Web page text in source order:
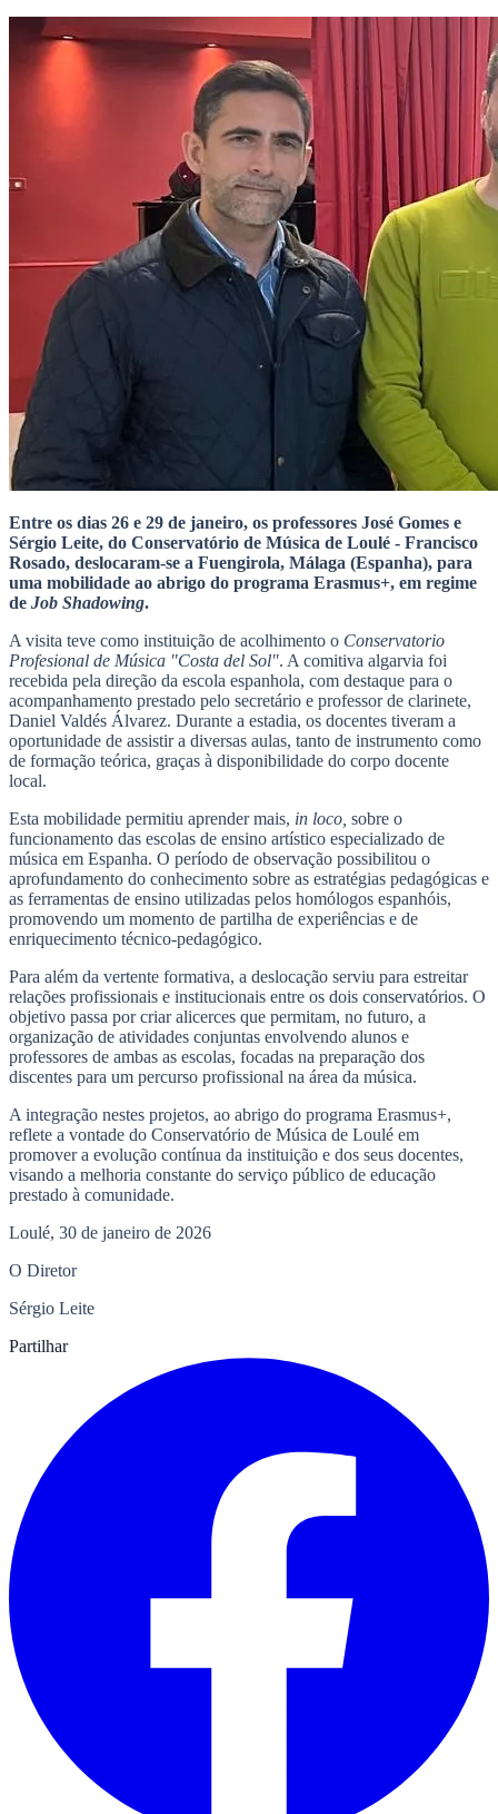
Entre os dias 26 e 29 de janeiro, os professores José Gomes e
Sérgio Leite, do Conservatório de Música de Loulé - Francisco
Rosado, deslocaram-se a Fuengirola, Málaga (Espanha), para
uma mobilidade ao abrigo do programa Erasmus+, em regime
de Job Shadowing.
A visita teve como instituição de acolhimento o Conservatorio
Profesional de Música "Costa del Sol". A comitiva algarvia foi
recebida pela direção da escola espanhola, com destaque para o
acompanhamento prestado pelo secretário e professor de clarinete,
Daniel Valdés Álvarez. Durante a estadia, os docentes tiveram a
oportunidade de assistir a diversas aulas, tanto de instrumento como
de formação teórica, graças à disponibilidade do corpo docente
local.
Esta mobilidade permitiu aprender mais, in loco, sobre o
funcionamento das escolas de ensino artístico especializado de
música em Espanha. O período de observação possibilitou o
aprofundamento do conhecimento sobre as estratégias pedagógicas e
as ferramentas de ensino utilizadas pelos homólogos espanhóis,
promovendo um momento de partilha de experiências e de
enriquecimento técnico-pedagógico.
Para além da vertente formativa, a deslocação serviu para estreitar
relações profissionais e institucionais entre os dois conservatórios. O
objetivo passa por criar alicerces que permitam, no futuro, a
organização de atividades conjuntas envolvendo alunos e
professores de ambas as escolas, focadas na preparação dos
discentes para um percurso profissional na área da música.
A integração nestes projetos, ao abrigo do programa Erasmus+,
reflete a vontade do Conservatório de Música de Loulé em
promover a evolução contínua da instituição e dos seus docentes,
visando a melhoria constante do serviço público de educação
prestado à comunidade.
Loulé, 30 de janeiro de 2026
O Diretor
Sérgio Leite
Partilhar